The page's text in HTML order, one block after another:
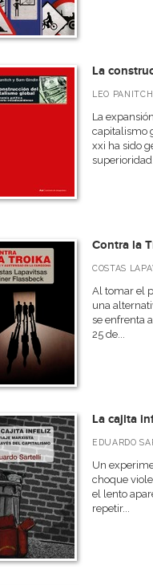
La
LEO PANITCH
La
capitalismo
xxi ha sido
superioridad
Contra la
COSTAS
Al tomar el
una
se enfrenta
25 de...
La cajita
EDUARDO
Un
choque
el lento
repetir...